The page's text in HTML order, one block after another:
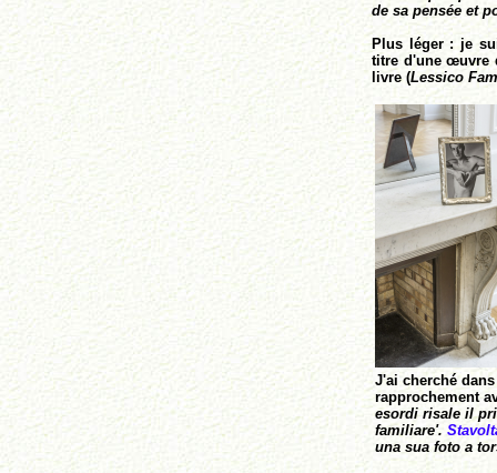
de sa pensée et
Plus léger : je
titre d'une œuvre
livre (Lessico
J'ai cherché
rapprochement
esordi risale il
familiare'.
una sua foto a